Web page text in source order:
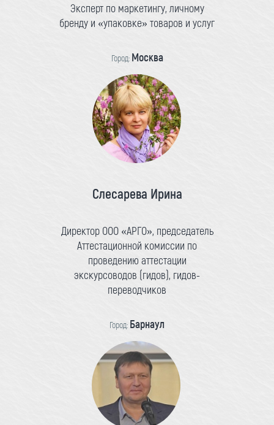
Эксперт по маркетингу, личному
бренду и «упаковке» товаров и услуг
Город: Москва
Слесарева Ирина
Директор ООО «АРГО», председатель
Аттестационной комиссии по
проведению аттестации
экскурсоводов (гидов), гидов-
переводчиков
Город: Барнаул